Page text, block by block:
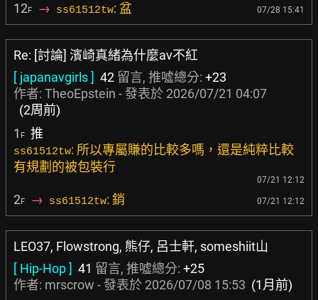
12F → ss61512tw: 盆 07/28 15:41
Re: [討論] 濱崎真緒為什麼av不紅
[ japanavgirls ] 42 留言, 推噓總分: +23
作者: TheoEpstein - 發表於 2026/07/21 04:07
(2周前)
1 F 推
ss61512tw: 所以專屬賺的比較多嗎，還是純粹比較
有規劃的被包裝行
07/21 12:12
2F → ss61512tw: 銷 07/21 12:12
LEO37, Flowstrong, 熊仔, 呂士軒, someshiit山
[ Hip-Hop ] 41 留言, 推噓總分: +25
作者: mrscrow - 發表於 2026/07/08 15:53 (1月前)